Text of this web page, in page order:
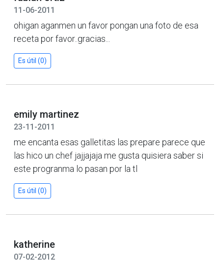
11-06-2011
ohigan aganmen un favor pongan una foto de esa
receta por favor..gracias...
Es útil (0)
emily martinez
23-11-2011
me encanta esas galletitas las prepare parece que
las hico un chef jajjajaja me gusta quisiera saber si
este progranma lo pasan por la tl
Es útil (0)
katherine
07-02-2012